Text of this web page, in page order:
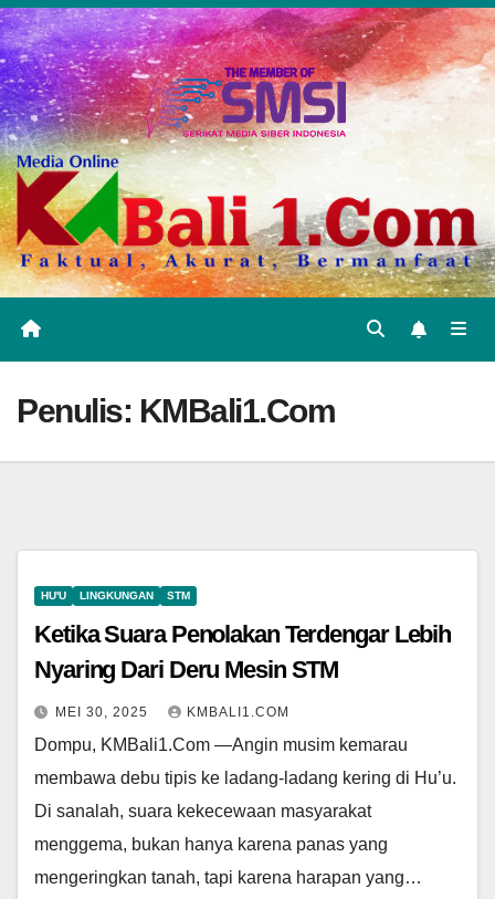
Penulis: KMBali1.Com
HU'U LINGKUNGAN STM
Ketika Suara Penolakan Terdengar Lebih
Nyaring Dari Deru Mesin STM
MEI 30, 2025 KMBALI1.COM
Dompu, KMBali1.Com —Angin musim kemarau
membawa debu tipis ke ladang-ladang kering di Hu’u.
Di sanalah, suara kekecewaan masyarakat
menggema, bukan hanya karena panas yang
mengeringkan tanah, tapi karena harapan yang…